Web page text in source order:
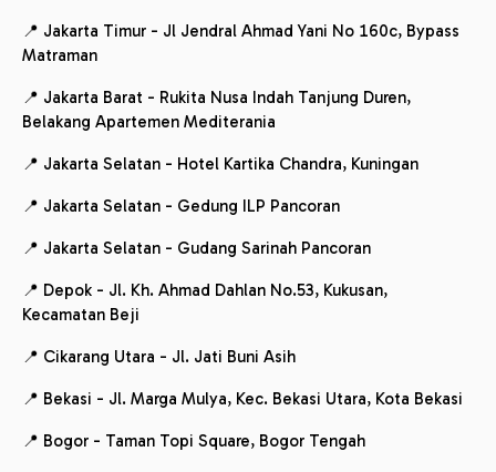
📍 Jakarta Timur - Jl Jendral Ahmad Yani No 160c, Bypass
Matraman
📍 Jakarta Barat - Rukita Nusa Indah Tanjung Duren,
Belakang Apartemen Mediterania
📍 Jakarta Selatan - Hotel Kartika Chandra, Kuningan
📍 Jakarta Selatan - Gedung ILP Pancoran
📍 Jakarta Selatan - Gudang Sarinah Pancoran
📍 Depok - Jl. Kh. Ahmad Dahlan No.53, Kukusan,
Kecamatan Beji
📍 Cikarang Utara - Jl. Jati Buni Asih
📍 Bekasi - Jl. Marga Mulya, Kec. Bekasi Utara, Kota Bekasi
📍 Bogor - Taman Topi Square, Bogor Tengah